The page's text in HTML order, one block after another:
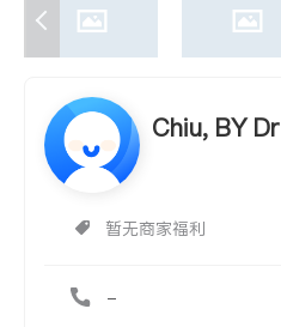
Chiu, BY Dr
暂无商家福利
-